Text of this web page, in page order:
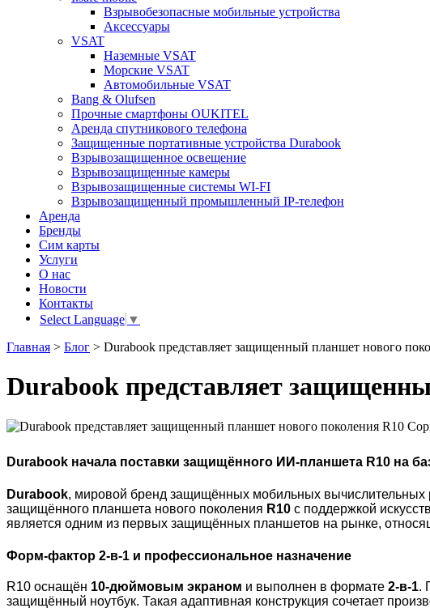
Взрывобезопасные мобильные устройства
Аксессуары
VSAT
Наземные VSAT
Морские VSAT
Автомобильные VSAT
Bang & Olufsen
Прочные смартфоны OUKITEL
Аренда спутникового телефона
Защищенные портативные устройства Durabook
Взрывозащищенное освещение
Взрывозащищенные камеры
Взрывозащищенные системы WI-FI
Взрывозащищенный промышленный IP-телефон
Аренда
Бренды
Сим карты
Услуги
О нас
Новости
Контакты
Select Language ▼
Главная > Блог > Durabook представляет защищенный планшет нового
Durabook представляет
Durabook начала поставки защищённого ИИ-планшета R10 на
Durabook, мировой бренд защищённых мобильных
защищённого планшета нового поколения R10 с поддержкой
является одним из первых защищённых планшетов на рынке,
Форм-фактор 2-в-1 и профессиональное назначение
R10 оснащён 10-дюймовым экраном и выполнен в формате 2-в-1.
защищённый ноутбук. Такая адаптивная конструкция сочетает